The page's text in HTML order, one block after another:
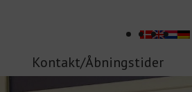
Kontakt/Åbningstider